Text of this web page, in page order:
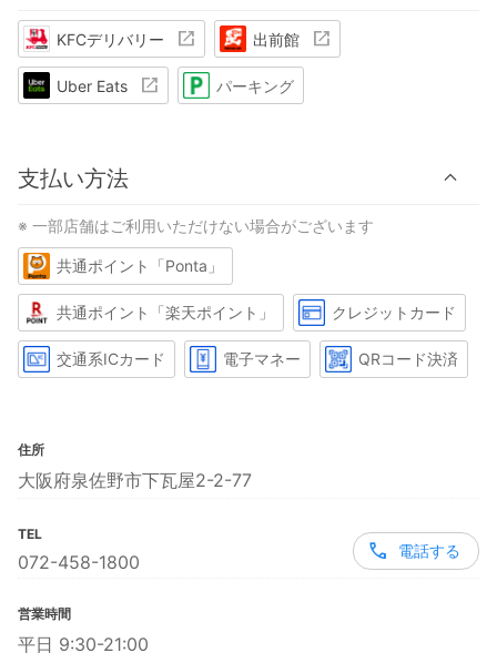
KFCデリバリー 出前館
Uber Eats パーキング
支払い方法
※ 一部店舗はご利用いただけない場合がございます
共通ポイント「Ponta」
共通ポイント「楽天ポイント」 クレジットカード
交通系ICカード 電子マネー QRコード決済
住所
大阪府泉佐野市下瓦屋2-2-77
TEL
072-458-1800
電話する
営業時間
平日 9:30-21:00